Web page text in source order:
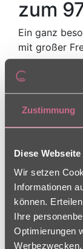
Zustimmung
Diese
Wir setzen
Informationen
können.
Ihre
Optimierungen
zum
Ein ganz
mit großer
mehr erfahren
an die
und
WM-
Nach